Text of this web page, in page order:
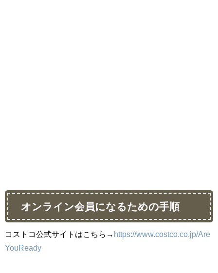
オンライン会員になるための手順
コストコ公式サイトはこちら→ https://www.costco.co.jp/Are
YouReady